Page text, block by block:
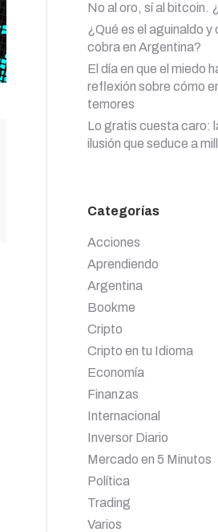
No al oro, sí al bitcoin.
¿Qué es el aguinaldo y
cobra en Argentina?
El día en que el miedo
reflexión sobre cómo
temores
Lo gratis cuesta caro:
ilusión que seduce a
Categorías
Acciones
Aprendiendo
Argentina
Bookme
Cripto
Cripto en tu Idioma
Economía
Finanzas
Internacional
Inversor Diario
Mercado en 5 Minutos
Política
Trading
Varios